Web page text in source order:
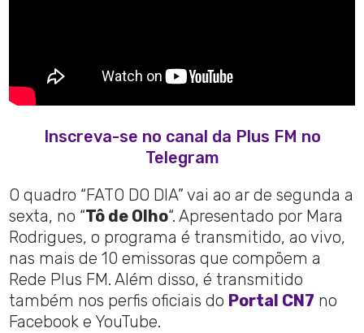
Inscreva-se no canal da Plus FM no
Telegram
O quadro “FATO DO DIA” vai ao ar de segunda a
sexta, no “Tô de Olho“. Apresentado por Mara
Rodrigues, o programa é transmitido, ao vivo,
nas mais de 10 emissoras que compõem a
Rede Plus FM. Além disso, é transmitido
também nos perfis oficiais do Portal CN7 no
Facebook e YouTube.